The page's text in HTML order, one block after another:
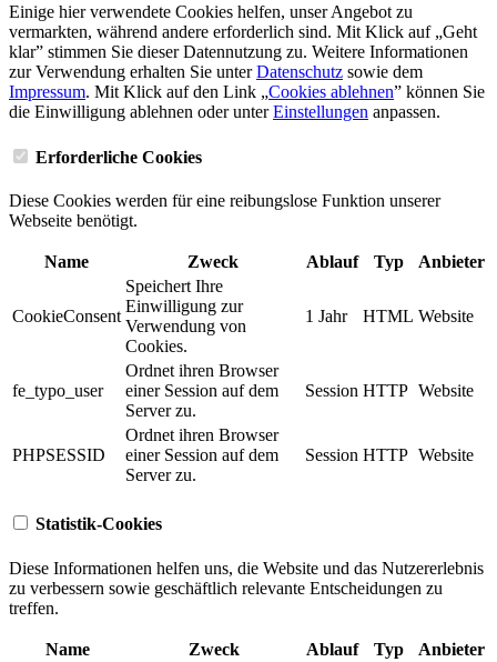
Einige hier verwendete Cookies helfen, unser Angebot zu
vermarkten, während andere erforderlich sind. Mit Klick auf „Geht
klar” stimmen Sie dieser Datennutzung zu. Weitere Informationen
zur Verwendung erhalten Sie unterDatenschutz sowie dem
Impressum. Mit Klick auf den Link „Cookies ablehnen” können Sie
die Einwilligung ablehnen oder unterEinstellungen anpassen.
Erforderliche Cookies
Diese Cookies werden für eine reibungslose Funktion unserer
Webseite benötigt.
Name Zweck Ablauf Typ Anbieter
CookieConsent
Speichert Ihre
Einwilligung zur
Verwendung von
Cookies.
1 Jahr HTML Website
fe_typo_user
Ordnet ihren Browser
einer Session auf dem
Server zu.
Session HTTP Website
PHPSESSID
Ordnet ihren Browser
einer Session auf dem
Server zu.
Session HTTP Website
Statistik-Cookies
Diese Informationen helfen uns, die Website und das Nutzererlebnis
zu verbessern sowie geschäftlich relevante Entscheidungen zu
treffen.
Name Zweck Ablauf Typ Anbieter